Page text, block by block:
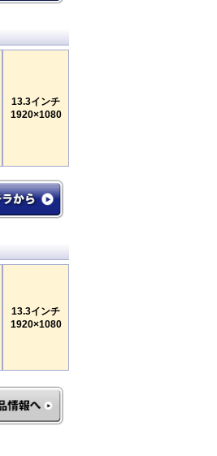
13.3インチ
1920×1080
13.3インチ
1920×1080